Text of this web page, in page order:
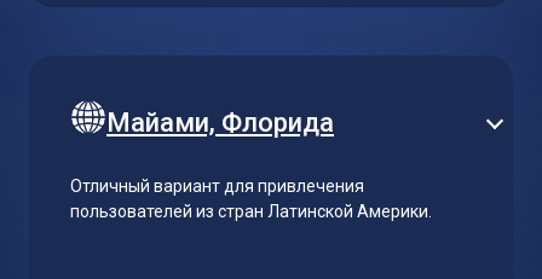
Майами, Флорида
Отличный вариант для привлечения
пользователей из стран Латинской Америки.